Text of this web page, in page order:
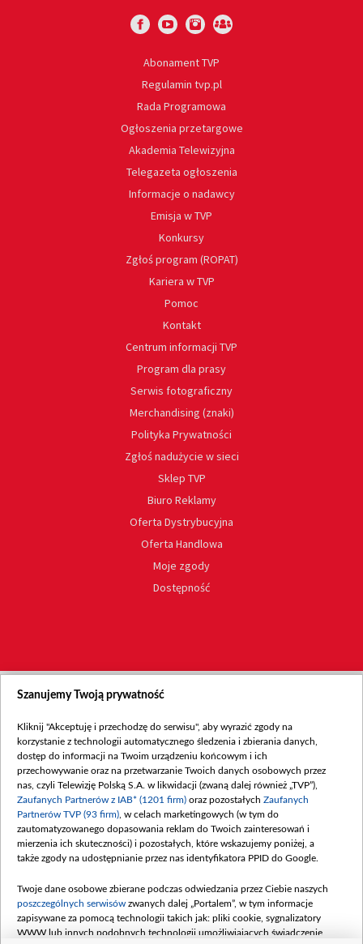
Abonament TVP
Regulamin tvp.pl
Rada Programowa
Ogłoszenia przetargowe
Akademia Telewizyjna
Telegazeta ogłoszenia
Informacje o nadawcy
Emisja w TVP
Konkursy
Zgłoś program (ROPAT)
Kariera w TVP
Pomoc
Kontakt
Centrum informacji TVP
Program dla prasy
Serwis fotograficzny
Merchandising (znaki)
Polityka Prywatności
Zgłoś nadużycie w sieci
Sklep TVP
Biuro Reklamy
Oferta Dystrybucyjna
Oferta Handlowa
Moje zgody
Dostępność
Szanujemy Twoją prywatność
Kliknij "Akceptuję i przechodzę do serwisu", aby wyrazić zgody na
korzystanie z technologii automatycznego śledzenia i zbierania danych,
dostęp do informacji na Twoim urządzeniu końcowym i ich
przechowywanie oraz na przetwarzanie Twoich danych osobowych przez
nas, czyli Telewizję Polską S.A. w likwidacji (zwaną dalej również „TVP”),
Zaufanych Partnerów z IAB* (1201 firm) oraz pozostałych Zaufanych
Partnerów TVP (93 firm) , w celach marketingowych (w tym do
zautomatyzowanego dopasowania reklam do Twoich zainteresowań i
mierzenia ich skuteczności) i pozostałych, które wskazujemy poniżej, a
także zgody na udostępnianie przez nas identyfikatora PPID do Google.
Twoje dane osobowe zbierane podczas odwiedzania przez Ciebie naszych
poszczególnych serwisów zwanych dalej „Portalem”, w tym informacje
zapisywane za pomocą technologii takich jak: pliki cookie, sygnalizatory
WWW lub innych podobnych technologii umożliwiających świadczenie